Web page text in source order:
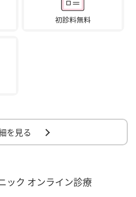
を見る
ック オンライン診療